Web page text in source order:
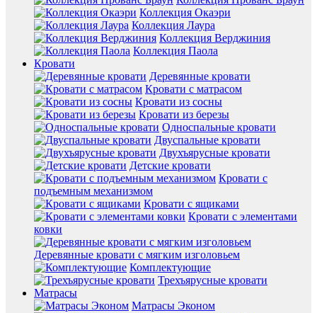
Коллекция Окаэри
Коллекция Лаура
Коллекция Верджиния
Коллекция Паола
Кровати
Деревянные кровати
Кровати с матрасом
Кровати из сосны
Кровати из березы
Односпальные кровати
Двуспальные кровати
Двухъярусные кровати
Детские кровати
Кровати с
подъемным механизмом
Кровати с ящиками
Кровати с элементами
ковки
Деревянные кровати с мягким изголовьем
Комплектующие
Трехъярусные кровати
Матрасы
Матрасы Эконом